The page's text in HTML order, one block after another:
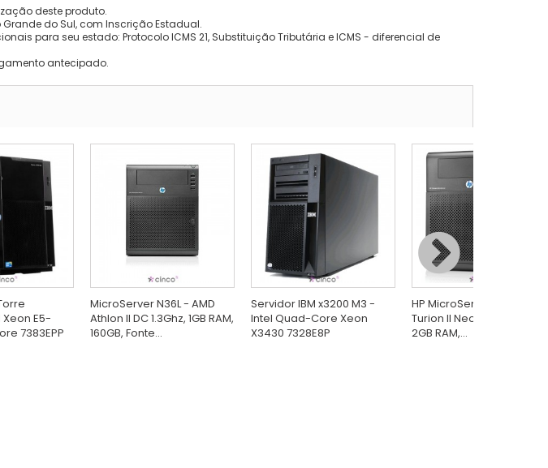
deste produto.
do Sul, com Inscrição Estadual.
para seu estado: Protocolo ICMS 21, Substituição Tributária e ICMS - diferencial de
antecipado.
E5-
7383EPP
MicroServer N36L - AMD
Athlon II DC 1.3Ghz, 1GB RAM,
160GB, Fonte...
Servidor IBM x3200 M3 -
Intel Quad-Core Xeon
X3430 7328E8P
HP MicroServer N54L -
Turion II Neo N54L
2GB RAM,...